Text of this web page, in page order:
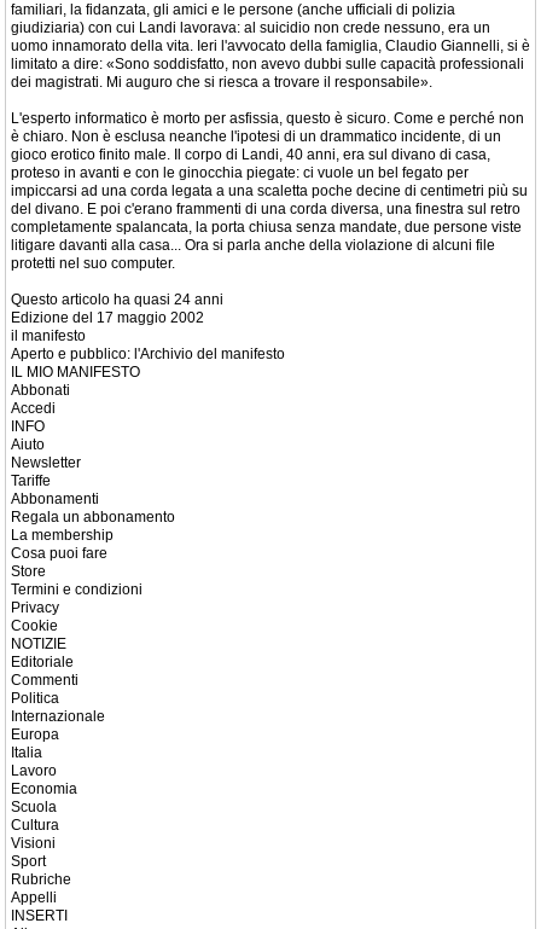
familiari, la fidanzata, gli amici e le persone (anche ufficiali di polizia
giudiziaria) con cui Landi lavorava: al suicidio non crede nessuno, era un
uomo innamorato della vita. Ieri l'avvocato della famiglia, Claudio Giannelli, si è
limitato a dire: «Sono soddisfatto, non avevo dubbi sulle capacità professionali
dei magistrati. Mi auguro che si riesca a trovare il responsabile».
L'esperto informatico è morto per asfissia, questo è sicuro. Come e perché non
è chiaro. Non è esclusa neanche l'ipotesi di un drammatico incidente, di un
gioco erotico finito male. Il corpo di Landi, 40 anni, era sul divano di casa,
proteso in avanti e con le ginocchia piegate: ci vuole un bel fegato per
impiccarsi ad una corda legata a una scaletta poche decine di centimetri più su
del divano. E poi c'erano frammenti di una corda diversa, una finestra sul retro
completamente spalancata, la porta chiusa senza mandate, due persone viste
litigare davanti alla casa... Ora si parla anche della violazione di alcuni file
protetti nel suo computer.
Questo articolo ha quasi 24 anni
Edizione del 17 maggio 2002
il manifesto
Aperto e pubblico: l'Archivio del manifesto
IL MIO MANIFESTO
Abbonati
Accedi
INFO
Aiuto
Newsletter
Tariffe
Abbonamenti
Regala un abbonamento
La membership
Cosa puoi fare
Store
Termini e condizioni
Privacy
Cookie
NOTIZIE
Editoriale
Commenti
Politica
Internazionale
Europa
Italia
Lavoro
Economia
Scuola
Cultura
Visioni
Sport
Rubriche
Appelli
INSERTI